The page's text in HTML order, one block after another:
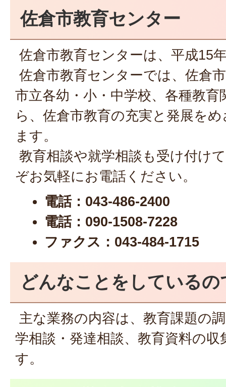
佐倉市教育センター
佐倉市教育センターは、平成15
佐倉市教育センターでは、佐倉
市立各幼・小・中学校、各種教
ら、佐倉市教育の充実と発展を
ます。
教育相談や就学相談も受け付け
ぞお気軽にお電話ください。
電話：043-486-2400
電話：090-1508-7228
ファクス：043-484-1715
どんなことをしているの
主な業務の内容は、教育課題の
学相談・発達相談、教育資料の
す。